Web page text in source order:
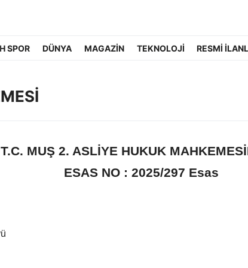
SPOR DÜNYA MAGAZİN TEKNOLOJİ RESMİ
T.C. MUŞ 2. ASLİYE HUKUK
ESAS NO : 2025/297 Esas